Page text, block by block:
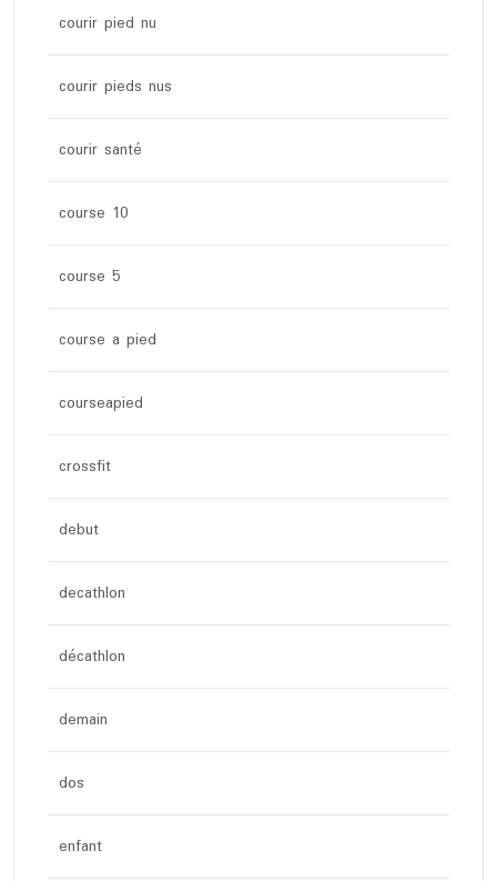
courir pied nu
courir pieds nus
courir santé
course 10
course 5
course a pied
courseapied
crossfit
debut
decathlon
décathlon
demain
dos
enfant